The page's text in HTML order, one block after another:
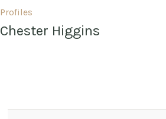
Profiles
Chester Higgins